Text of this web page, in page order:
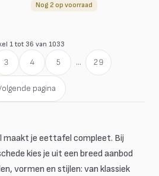
Nog 2 op voorraad
1 tot 36 van 1033
3 4 5 ... 29
pagina
je eettafel compleet. Bij
kies je uit een breed aanbod
vormen en stijlen: van klassiek